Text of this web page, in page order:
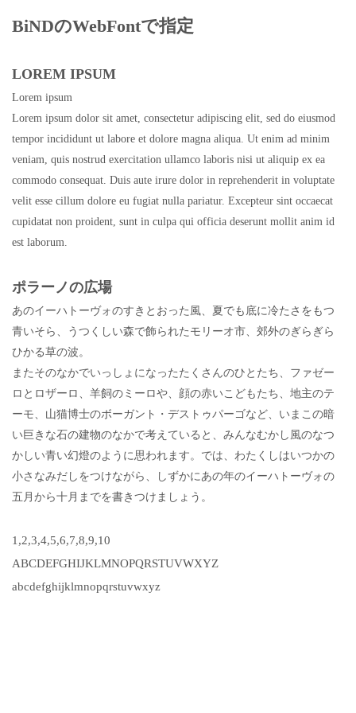
BiNDのWebFontで指定
LOREM IPSUM
Lorem ipsum
Lorem ipsum dolor sit amet, consectetur adipiscing elit, sed do eiusmod
tempor incididunt ut labore et dolore magna aliqua. Ut enim ad minim
veniam, quis nostrud exercitation ullamco laboris nisi ut aliquip ex ea
commodo consequat. Duis aute irure dolor in reprehenderit in voluptate
velit esse cillum dolore eu fugiat nulla pariatur. Excepteur sint occaecat
cupidatat non proident, sunt in culpa qui officia deserunt mollit anim id
est laborum.
ポラーノの広場
あのイーハトーヴォのすきとおった風、夏でも底に冷たさをもつ
青いそら、うつくしい森で飾られたモリーオ市、郊外のぎらぎら
ひかる草の波。
またそのなかでいっしょになったたくさんのひとたち、ファゼー
ロとロザーロ、羊飼のミーロや、顔の赤いこどもたち、地主のテ
ーモ、山猫博士のボーガント・デストゥパーゴなど、いまこの暗
い巨きな石の建物のなかで考えていると、みんなむかし風のなつ
かしい青い幻燈のように思われます。では、わたくしはいつかの
小さなみだしをつけながら、しずかにあの年のイーハトーヴォの
五月から十月までを書きつけましょう。
1,2,3,4,5,6,7,8,9,10
ABCDEFGHIJKLMNOPQRSTUVWXYZ
abcdefghijklmnopqrstuvwxyz